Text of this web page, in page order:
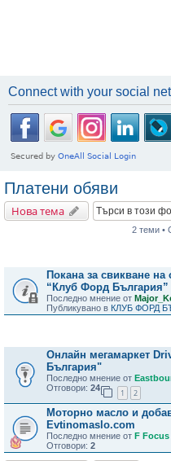
Connect with your social
Платени обяви
Нова тема
2 теми •
Покана за свикване
“Клуб Форд България”
Последно мнение от
Публикувано в КЛУБ ФОРД
Онлайн мегамаркет
България"
Последно мнение от
Отговори: 24
1 2
Моторно масло и
Evtinomaslo.com
Последно мнение от F Focus
Отговори: 2